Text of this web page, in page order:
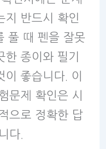
지 반드시 확인
풀 때 펜을 잘못
종이와 필기
이 좋습니다. 이
문제 확인은 시
으로 정확한 답
다.